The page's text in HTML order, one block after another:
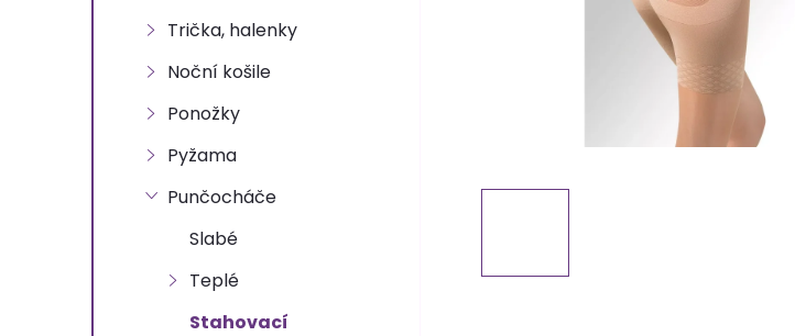
Trička, halenky
Noční košile
Ponožky
Pyžama
Punčocháče
Slabé
Teplé
Stahovací